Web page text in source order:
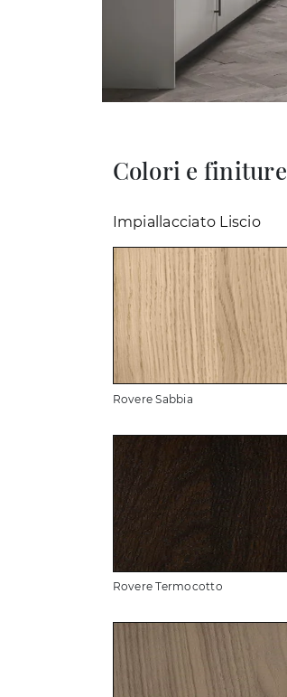
Colori e finiture
Impiallacciato Liscio
Rovere Sabbia
Rovere Termocotto